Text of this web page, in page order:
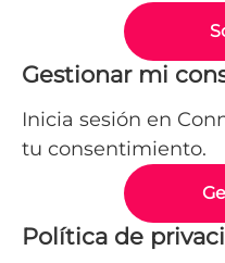
Gestionar mi
Inicia sesión en
tu consentimiento.
Política de